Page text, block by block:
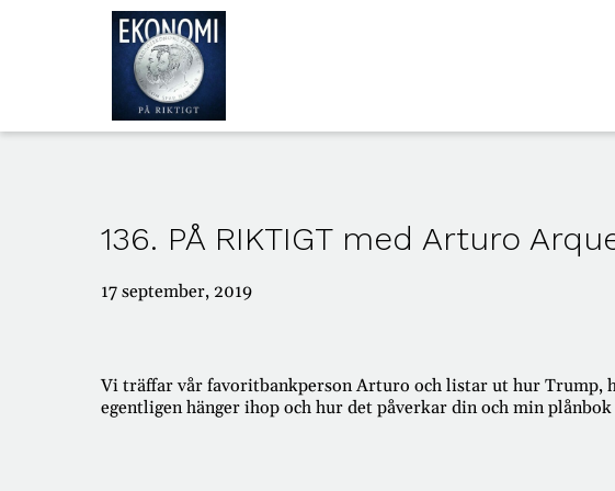
136. PÅ RIKTIGT med Arturo
17 september, 2019
Vi träffar vår favoritbankperson Arturo och listar ut hur Trump,
egentligen hänger ihop och hur det påverkar din och min